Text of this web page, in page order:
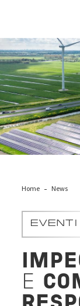
Due diligenze_
Home News
EVENTI
E